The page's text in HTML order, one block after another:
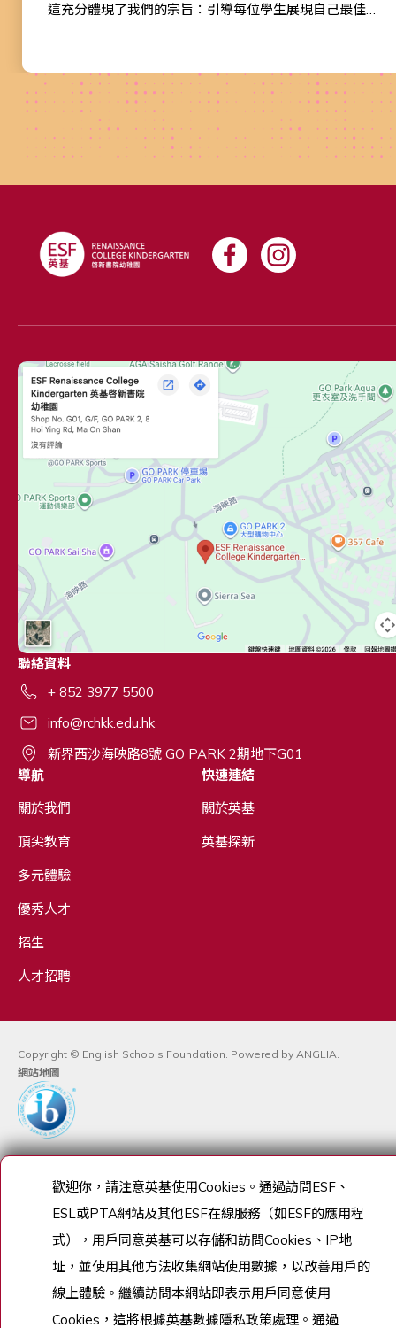
這充分體現了我們的宗旨：引導每位學生展現自己最佳一
我們的教師團隊會用心了解每名學生，明白每位孩子都獨
一無二，也應該在校園中得到樂趣，愉快投入，並不斷學
聯絡資料
+ 852 3977 5500
info@rchkk.edu.hk
新界西沙海映路8號 GO PARK 2期地下G01
導航
關於我們
頂尖教育
多元體驗
優秀人才
招生
人才招聘
快速連結
關於英基
英基探新
Copyright © English Schools Foundation. Powered by ANGLIA.
網站地圖
歡迎你，請注意英基使用Cookies 。通過訪問ESF 、
ESL或PTA網站及其他ESF在線服務（如ESF的應用程
式），用戶同意英基可以存儲和訪問Cookies 、 IP地
址，並使用其他方法收集網站使用數據，以改善用戶的
線上體驗。繼續訪問本網站即表示用戶同意使用
Cookies ，這將根據英基數據隱私政策處理。通過